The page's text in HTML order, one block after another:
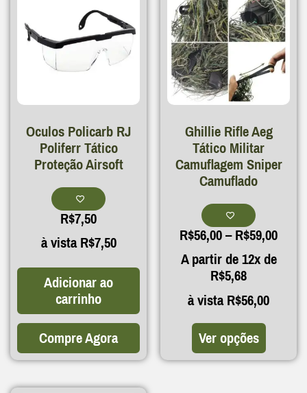
Oculos Policarb RJ
Poliferr Tático
Proteção Airsoft
R$7,50
à vistaR$7,50
Adicionar ao
carrinho
Compre Agora
Ghillie Rifle Aeg
Tático Militar
Camuflagem Sniper
Camuflado
R$56,00–R$59,00
A partir de 12x de
R$5,68
à vistaR$56,00
Ver opções